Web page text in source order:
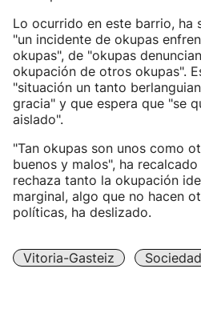
Lo ocurrido en este barrio, ha
"un incidente de okupas
okupas", de "okupas
okupación de otros okupas".
"situación un tanto
gracia" y que espera que "se
aislado".
"Tan okupas son unos como
buenos y malos", ha
rechaza tanto la okupación
marginal, algo que no hacen
políticas, ha deslizado.
Vitoria-Gasteiz Sociedad